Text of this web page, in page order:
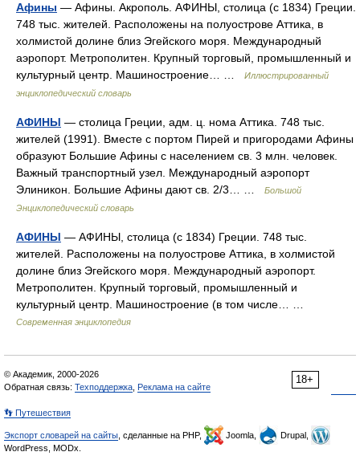
Афины — Афины. Акрополь. АФИНЫ, столица (с 1834) Греции.
748 тыс. жителей. Расположены на полуострове Аттика, в
холмистой долине близ Эгейского моря. Международный
аэропорт. Метрополитен. Крупный торговый, промышленный и
культурный центр. Машиностроение… …
Иллюстрированный
энциклопедический словарь
АФИНЫ — столица Греции, адм. ц. нома Аттика. 748 тыс.
жителей (1991). Вместе с портом Пирей и пригородами Афины
образуют Большие Афины с населением св. 3 млн. человек.
Важный транспортный узел. Международный аэропорт
Элиникон. Большие Афины дают св. 2/3… …
Большой
Энциклопедический словарь
АФИНЫ — АФИНЫ, столица (с 1834) Греции. 748 тыс.
жителей. Расположены на полуострове Аттика, в холмистой
долине близ Эгейского моря. Международный аэропорт.
Метрополитен. Крупный торговый, промышленный и
культурный центр. Машиностроение (в том числе… …
Современная энциклопедия
18+
© Академик, 2000-2026
Обратная связь: Техподдержка Реклама на сайте
👣 Путешествия
Экспорт словарей на сайты , сделанные на PHP, Joomla,
Drupal,
WordPress, MODx.